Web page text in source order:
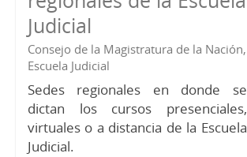
Judicial
Consejo de la Magistratura de la Nación,
Escuela Judicial
Sedes regionales en donde se
dictan los cursos presenciales,
virtuales o a distancia de la Escuela
Judicial.